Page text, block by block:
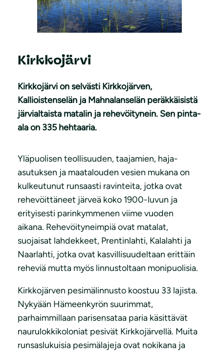
Kirkkojärvi
Kirkkojärvi on selvästi Kirkkojärven,
Kallioistenselän ja Mahnalanselän peräkkäisistä
järvialtaista matalin ja rehevöitynein. Sen pinta-
ala on 335 hehtaaria.
Yläpuolisen teollisuuden, taajamien, haja-
asutuksen ja maatalouden vesien mukana on
kulkeutunut runsaasti ravinteita, jotka ovat
rehevöittäneet järveä koko 1900-luvun ja
erityisesti parinkymmenen viime vuoden
aikana. Rehevöityneimpiä ovat matalat,
suojaisat lahdekkeet, Prentinlahti, Kalalahti ja
Naarlahti, jotka ovat kasvillisuudeltaan erittäin
reheviä mutta myös linnustoltaan monipuolisia.
Kirkkojärven pesimälinnusto koostuu 33 lajista.
Nykyään Hämeenkyrön suurimmat,
parhaimmillaan parisensataa paria käsittävät
naurulokkikoloniat pesivät Kirkkojärvellä. Muita
runsaslukuisia pesimälajeja ovat nokikana ja